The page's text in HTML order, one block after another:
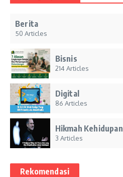
Berita
50 Articles
Bisnis
214 Articles
Digital
86 Articles
Hikmah Kehidupan
3 Articles
Rekomendasi